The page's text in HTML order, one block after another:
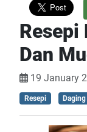
Resepi
Dan
19 January
Resepi Daging